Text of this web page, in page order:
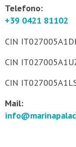
Telefono:
+39 0421 81102
CIN
CIN
CIN
Mail: